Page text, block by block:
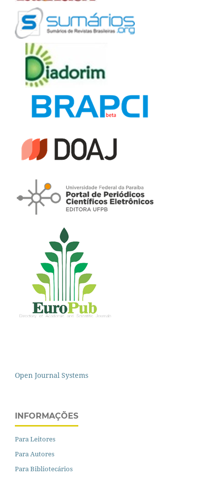
Open Journal Systems
INFORMAÇÕES
Para Leitores
Para Autores
Para Bibliotecários